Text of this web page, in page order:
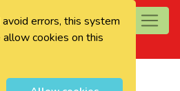
errors, this system
cookies on this
0